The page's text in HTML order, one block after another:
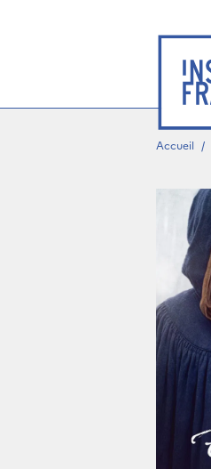
Accueil /